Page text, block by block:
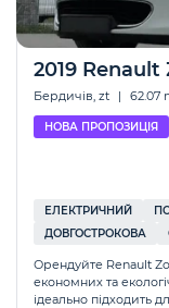
2019 Renault
Бердичів, zt | 62.07
НОВА ПРОПОЗИЦІЯ
ЕЛЕКТРИЧНИЙ
ДОВГОСТРОКОВА
Орендуйте Renault
економних та
ідеально підходить